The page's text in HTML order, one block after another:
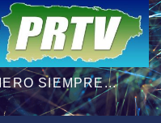
SIEMPRE...